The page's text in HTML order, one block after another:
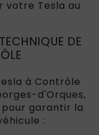
votre Tesla au
DE
à Contrôle
d'Orques,
garantir la
: